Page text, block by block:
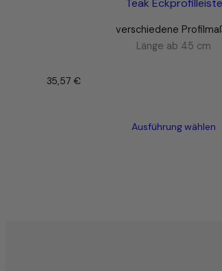
Teak Eckprofilleiste
verschiedene
Länge ab 45 cm
35,57 €
Ausführung wählen